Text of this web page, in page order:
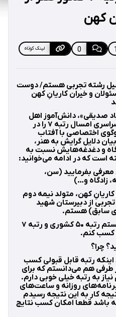
کهن
0 لینک کوتاه
رشته تجربی هستم/ دوست
و خیران کاریانِ کهن
صدیقی»، دانش‌آموز اهل
کاریان که توانست در کنکور سراسری امسال رتبه ۷ را در
اختصاصی با آفتاب
دلایل گرایش به هنر،
و دغدغه‌هایش نسبت به
است که در ادامه می‌خوانید:
معرفی بفرمایید (سن،
زادگاه و…)
کهن، متولد نیمه دوم
تجربی از دبیرستان شهید
سابق) هستم.
در کنکور سراسری امسال توانستم رتبه ۵۰ کشوری و رتبه ۷
کسب کنم.
چرا؟
اینکه رتبه قابل قبولی کسب
طرفی هم می‌دانستم که برای
به رتبه خیلی خوبی دارم.
روزانه و ساعت‌های
کار به این نتیجه رسیدم
باشد قطعا امکان کسب نتایج